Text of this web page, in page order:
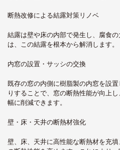
断熱改修による結露対策リノベ
結露は壁や床の内部で発生し、腐食
は、この結露を根本から解消します。
内窓の設置・サッシの交換
既存の窓の内側に樹脂製の内窓を設
りすることで、窓の断熱性能が向上
幅に削減できます。
壁・床・天井の断熱材強化
壁、床、天井に高性能な断熱材を充